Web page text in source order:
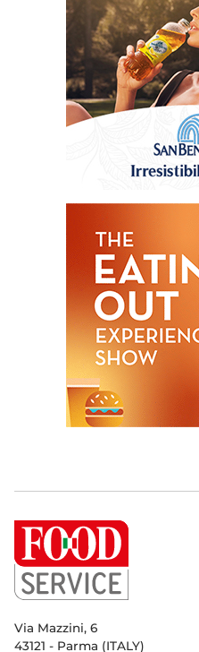
Via Mazzini, 6
43121 - Parma (ITALY)